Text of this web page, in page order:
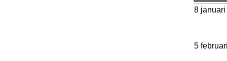
8
5